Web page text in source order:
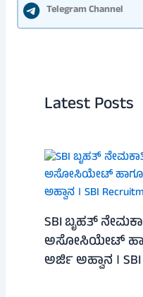
Telegram Channel
Latest Posts
SBI ಬೃಹತ್
ಅಸೋಸಿಯೇಟ್
ಅರ್ಜಿ ಅಹ್ವಾನ ।